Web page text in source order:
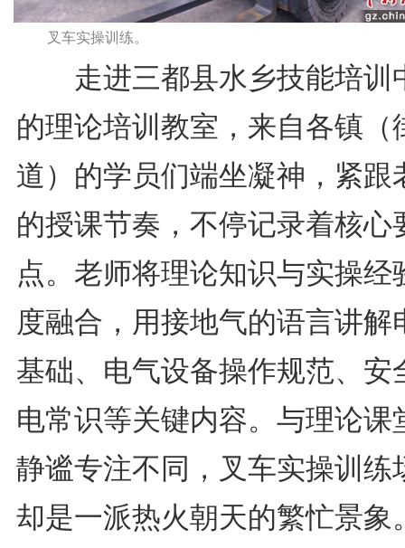
叉车实操训练。
走进三都县水乡技能培训
的理论培训教室，来自各镇（
道）的学员们端坐凝神，紧跟
的授课节奏，不停记录着核心
点。老师将理论知识与实操经
度融合，用接地气的语言讲解
基础、电气设备操作规范、安
电常识等关键内容。与理论课
静谧专注不同，叉车实操训练
却是一派热火朝天的繁忙景象